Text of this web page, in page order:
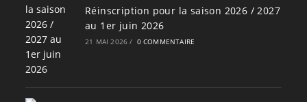
Réinscription pour la saison 2026 / 2027
au 1er juin 2026
21 MAI 2026 / 0 COMMENTAIRE